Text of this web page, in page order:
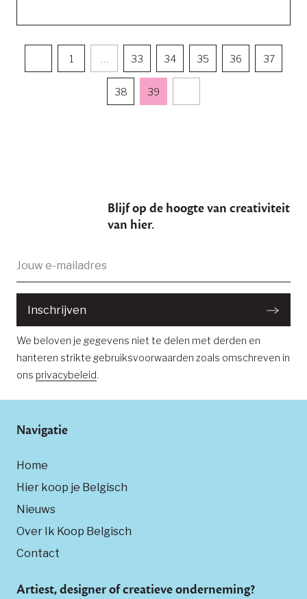
1 33 34 35 36 37
38 39
Blijf op de hoogte van creativiteit
van hier.
Je bent succesvol ingeschreven
E-
mailadres:
Inschrijven
We beloven je gegevens niet te delen met derden en
hanteren strikte gebruiksvoorwaarden zoals omschreven in
ons privacybeleid.
Navigatie
Home
Hier koop je Belgisch
Nieuws
Over Ik Koop Belgisch
Contact
Artiest, designer of creatieve onderneming?